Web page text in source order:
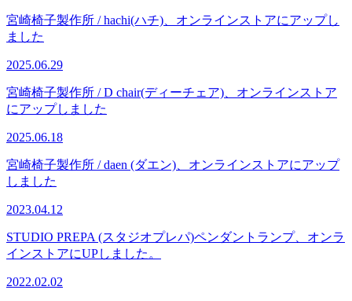
宮崎椅子製作所 / hachi(ハチ)、オンラインストアにアップし
ました
2025.06.29
宮崎椅子製作所 / D chair(ディーチェア)、オンラインストア
にアップしました
2025.06.18
宮崎椅子製作所 / daen (ダエン)、オンラインストアにアップ
しました
2023.04.12
STUDIO PREPA (スタジオプレパ)ペンダントランプ、オンラ
インストアにUPしました。
2022.02.02